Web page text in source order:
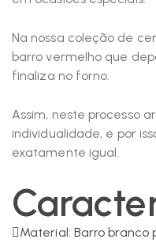
Na nossa coleção de
barro vermelho que
finaliza no forno.
Assim, neste processo
individualidade, e por
exatamente igual.
Material: Barro branco